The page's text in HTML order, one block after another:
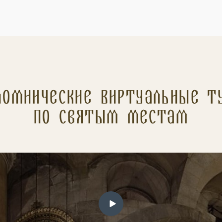
Виртуальные
по святым местам